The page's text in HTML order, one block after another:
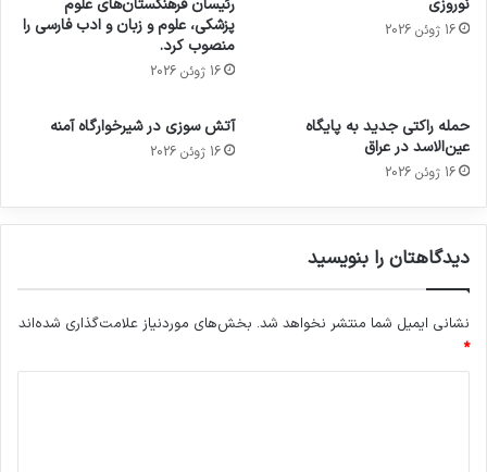
نوروزی
16 ژوئن 2026
رئیسان فرهنگستان‌های علوم
پزشکی، علوم و زبان و ادب فارسی را
منصوب کرد.
16 ژوئن 2026
حمله راکتی جدید به پایگاه
عین‌الاسد در عراق
16 ژوئن 2026
آتش سوزی در شیرخوارگاه آمنه
16 ژوئن 2026
دیدگاهتان را بنویسید
نشانی ایمیل شما منتشر نخواهد شد. بخش‌های موردنیاز علامت‌گذاری شده‌اند
*